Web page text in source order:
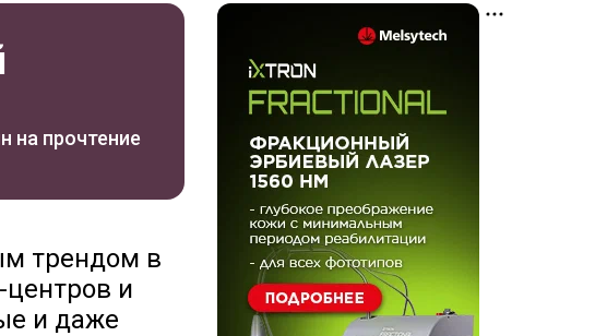
на прочтение
трендом в
и
и даже